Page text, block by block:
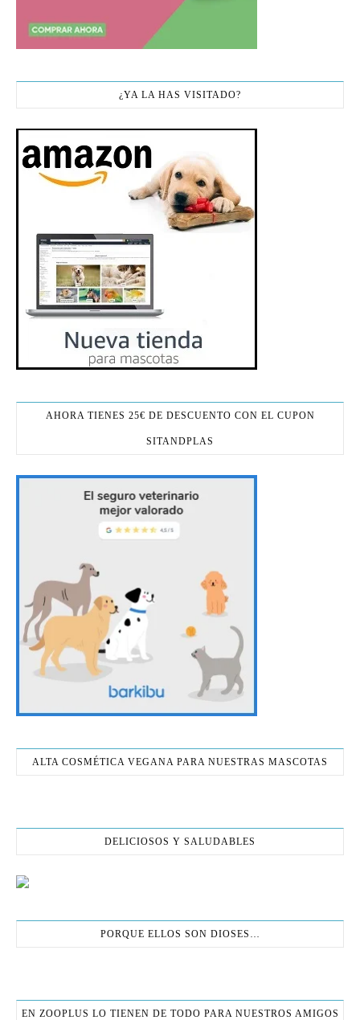
¿YA LA HAS VISITADO?
AHORA TIENES 25€ DE DESCUENTO CON EL CUPON
SITANDPLAS
ALTA COSMÉTICA VEGANA PARA NUESTRAS MASCOTAS
DELICIOSOS Y SALUDABLES
PORQUE ELLOS SON DIOSES…
EN ZOOPLUS LO TIENEN DE TODO PARA NUESTROS AMIGOS